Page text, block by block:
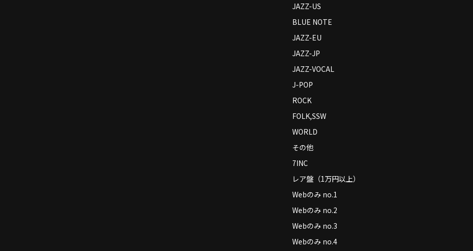
JAZZ-US
BLUE NOTE
JAZZ-EU
JAZZ-JP
JAZZ-VOCAL
J-POP
ROCK
FOLK,SSW
WORLD
その他
7INC
レア盤（1万円以上）
Webのみ no.1
Webのみ no.2
Webのみ no.3
Webのみ no.4